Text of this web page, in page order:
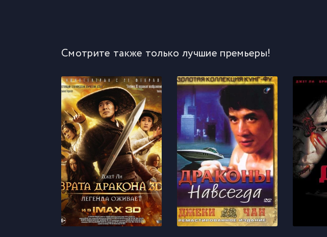
Смотрите также только лучшие премьеры!